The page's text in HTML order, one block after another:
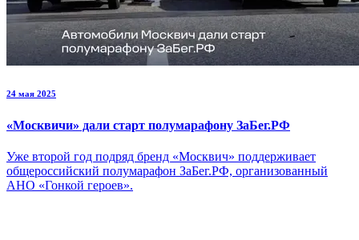
24 мая 2025
«Москвичи» дали старт полумарафону ЗаБег.РФ
Уже второй год подряд бренд «Москвич» поддерживает
общероссийский полумарафон ЗаБег.РФ, организованный
АНО «Гонкой героев».